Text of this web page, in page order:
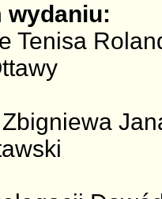
wydaniu:
Tenisa
Jana